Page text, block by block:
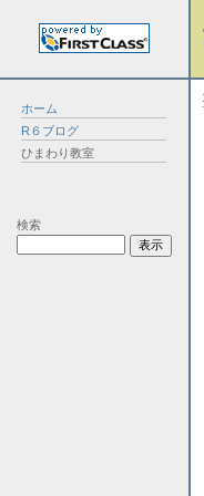
ホーム
R６ブログ
ひまわり教室
検索